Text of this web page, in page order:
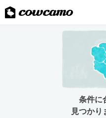
条件に
見つかり